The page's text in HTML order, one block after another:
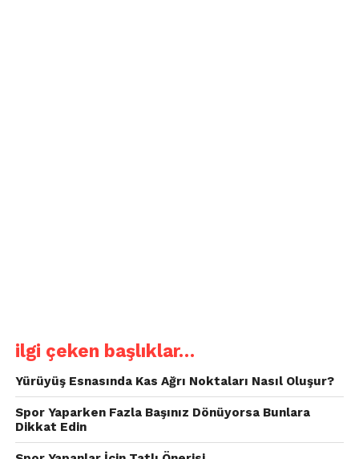
ilgi çeken başlıklar…
Yürüyüş Esnasında Kas Ağrı Noktaları Nasıl Oluşur?
Spor Yaparken Fazla Başınız Dönüyorsa Bunlara
Dikkat Edin